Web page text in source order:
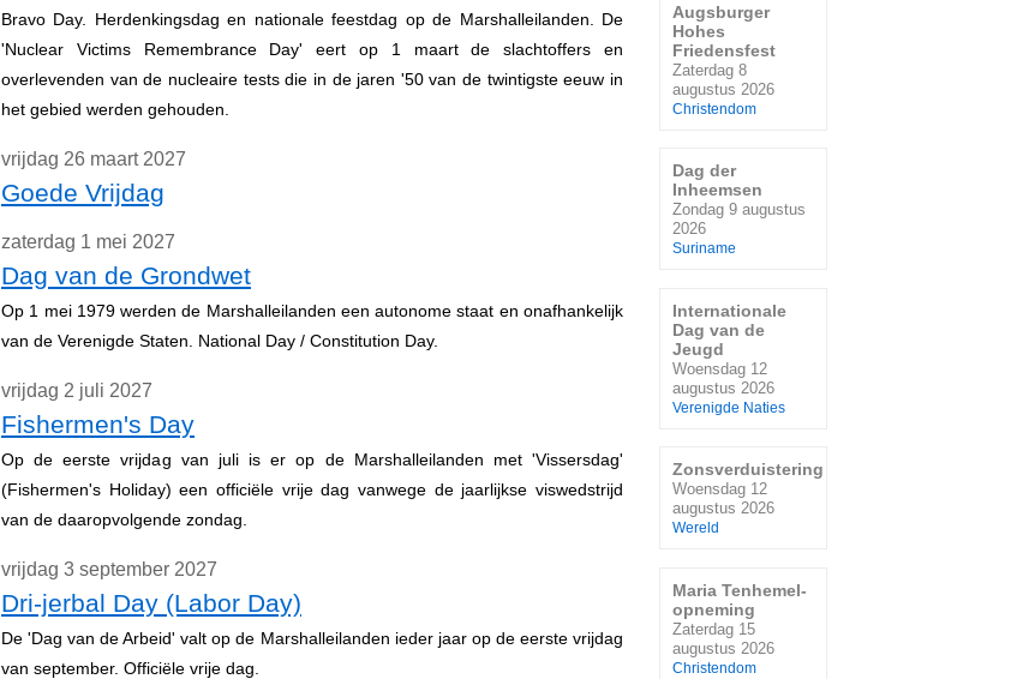
Bravo Day. Herdenkingsdag en nationale feestdag op de Marshalleilanden. De
'Nuclear Victims Remembrance Day' eert op 1 maart de slachtoffers en
overlevenden van de nucleaire tests die in de jaren '50 van de twintigste eeuw in
het gebied werden gehouden.
vrijdag 26 maart 2027
Goede Vrijdag
zaterdag 1 mei 2027
Dag van de Grondwet
Op 1 mei 1979 werden de Marshalleilanden een autonome staat en onafhankelijk
van de Verenigde Staten. National Day / Constitution Day.
vrijdag 2 juli 2027
Fishermen's Day
Op de eerste vrijdag van juli is er op de Marshalleilanden met 'Vissersdag'
(Fishermen's Holiday) een officiële vrije dag vanwege de jaarlijkse viswedstrijd
van de daaropvolgende zondag.
vrijdag 3 september 2027
Dri-jerbal Day (Labor Day)
De 'Dag van de Arbeid' valt op de Marshalleilanden ieder jaar op de eerste vrijdag
van september. Officiële vrije dag.
Augsburger
Hohes
Friedensfest
Zaterdag 8
augustus 2026
Christendom
Dag der
Inheemsen
Zondag 9 augustus
2026
Suriname
Internationale
Dag van de
Jeugd
Woensdag 12
augustus 2026
Verenigde Naties
Zonsverduistering
Woensdag 12
augustus 2026
Wereld
Maria Tenhemel-
opneming
Zaterdag 15
augustus 2026
Christendom